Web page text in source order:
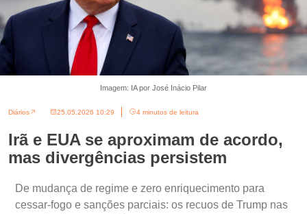
Imagem: IA por José Inácio Pilar
Diários 25.05.2026 10:29 4 minutos de leitura
Irã e EUA se aproximam de acordo,
mas divergências persistem
De mudança de regime e zero enriquecimento para
cessar-fogo e sanções parciais: os recuos de Trump nas